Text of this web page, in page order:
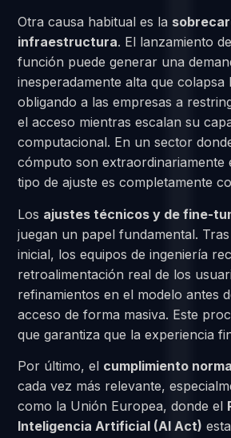
Otra causa habitual es la
infraestructura. El lanzamiento
función puede generar una
inesperadamente alta que colapsa
obligando a las empresas a
el acceso mientras escalan su
computacional. En un sector
cómputo son extraordinariamente
tipo de ajuste es completamente
Los ajustes técnicos y de fine-
juegan un papel fundamental.
inicial, los equipos de ingeniería
retroalimentación real de los
refinamientos en el modelo antes
acceso de forma masiva. Este
que garantiza que la experiencia
Por último, el cumplimiento
cada vez más relevante,
como la Unión Europea, donde el
Inteligencia Artificial (AI Act)